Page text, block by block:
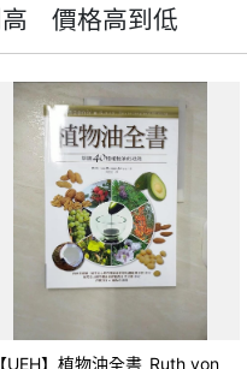
價格高到低
【UEH】植物油全書_Ruth von